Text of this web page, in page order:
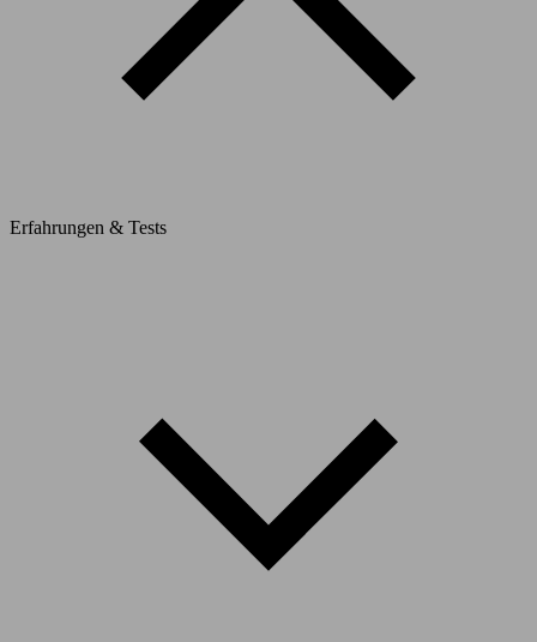
Erfahrungen & Tests